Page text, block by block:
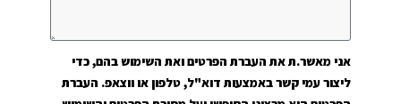
אני מאשר.ת את העברת הפרטים ואת השימוש בהם, כדי
ליצור עמי קשר באמצעות דוא"ל, טלפון או ווצאפ. העברת